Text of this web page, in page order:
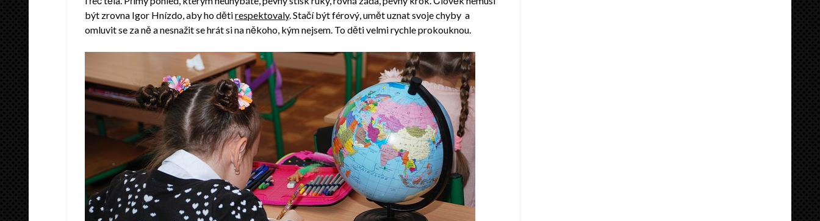
být zrovna Igor Hnízdo, aby ho dětirespektovaly. Stačí být férový, umět uznat svoje chyby a
omluvit se za ně a nesnažit se hrát si na někoho, kým nejsem. To děti velmi rychle prokouknou.